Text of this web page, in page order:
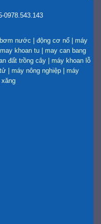
0978.543.143
nước | động cơ nổ | máy
may khoan tu | may can bang
đất trồng cây | máy khoan lỗ
| máy nông nghiệp | máy